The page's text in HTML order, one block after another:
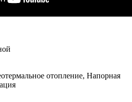
отопление, Напорная